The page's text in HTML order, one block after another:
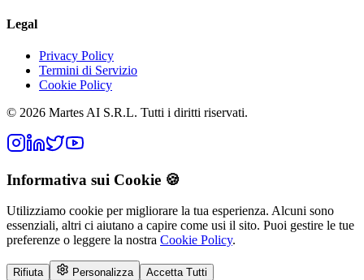
Legal
Privacy Policy
Termini di Servizio
Cookie Policy
© 2026 Martes AI S.R.L. Tutti i diritti riservati.
Informativa sui Cookie 🍪
Utilizziamo cookie per migliorare la tua esperienza. Alcuni sono
essenziali, altri ci aiutano a capire come usi il sito. Puoi gestire le tue
preferenze o leggere la nostra Cookie Policy.
Rifiuta Personalizza Accetta Tutti